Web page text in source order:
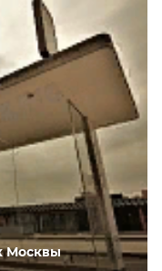
Москвы